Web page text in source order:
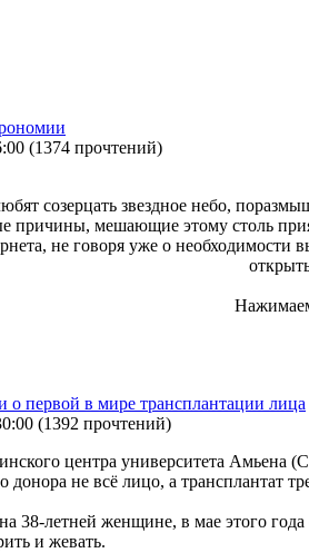
(1374 прочтений)
созерцать звездное небо,
причины, мешающие этому столь
не говоря уже о
о первой в мире трансплантации лица
(1392 прочтений)
центра университета Амьена
донора не всё лицо, а
38-летней женщине, в мае этого
и жевать.